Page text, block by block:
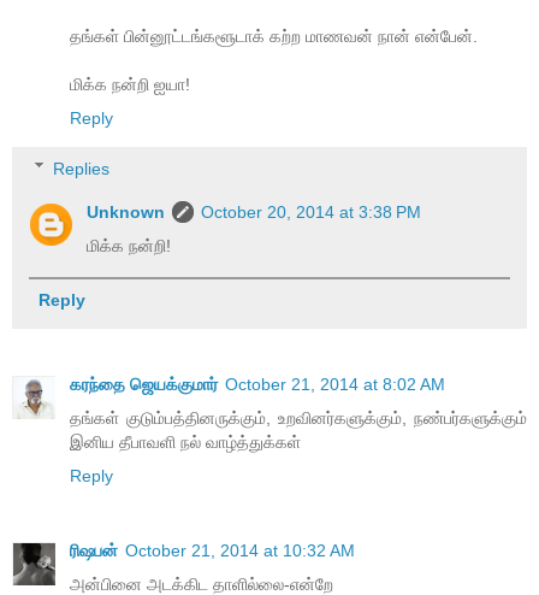
தங்கள் பின்னூட்டங்களூடாக் கற்ற மாணவன் நான் என்பேன்.
மிக்க நன்றி ஐயா!
Reply
Replies
Unknown
October 20, 2014 at 3:38 PM
மிக்க நன்றி!
Reply
கரந்தை ஜெயக்குமார் October 21, 2014 at 8:02 AM
தங்கள் குடும்பத்தினருக்கும், உறவினர்களுக்கும், நண்பர்களுக்கும்
இனிய தீபாவளி நல் வாழ்த்துக்கள்
Reply
ரிஷபன் October 21, 2014 at 10:32 AM
அன்பினை அடக்கிட தாளில்லை-என்றே